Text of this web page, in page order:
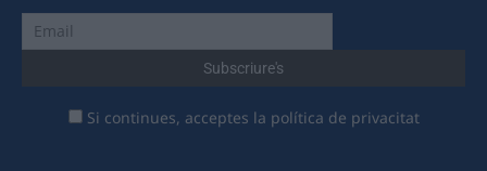
Si continues, acceptes la política de privacitat